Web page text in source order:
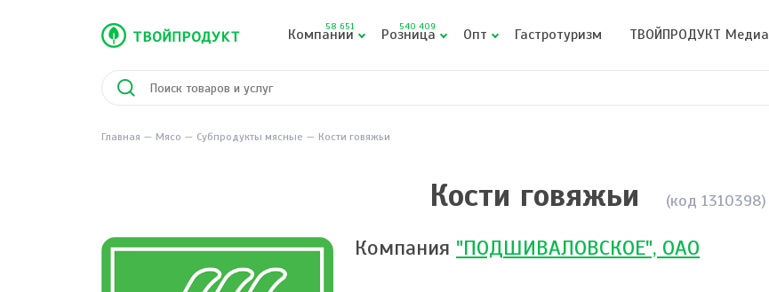
Компании
58 651 Розница
540 409 Опт Гастротуризм ТВОЙПРОДУКТ Медиа
Главная Мясо Субпродукты мясные Кости говяжьи
Кости говяжьи (код 1310398)
Компания "ПОДШИВАЛОВСКОЕ", ОАО